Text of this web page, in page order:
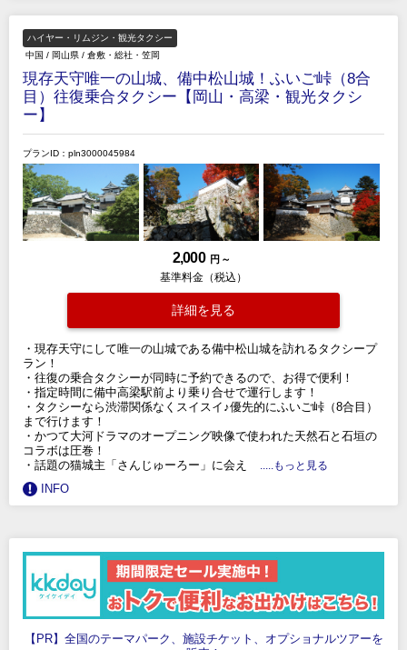
ハイヤー・リムジン・観光タクシー
中国 / 岡山県 / 倉敷・総社・笠岡
現存天守唯一の山城、備中松山城！ふいご峠（8合
目）往復乗合タクシー【岡山・高梁・観光タクシ
ー】
プランID：pln3000045984
2,000 円 ～
基準料金（税込）
詳細を見る
・現存天守にして唯一の山城である備中松山城を訪れるタクシープ
ラン！
・往復の乗合タクシーが同時に予約できるので、お得で便利！
・指定時間に備中高梁駅前より乗り合せで運行します！
・タクシーなら渋滞関係なくスイスイ♪優先的にふいご峠（8合目）
まで行けます！
・かつて大河ドラマのオープニング映像で使われた天然石と石垣の
コラボは圧巻！
・話題の猫城主「さんじゅーろー」に会え
.....もっと見る
INFO
【PR】全国のテーマパーク、施設チケット、オプショナルツアーを